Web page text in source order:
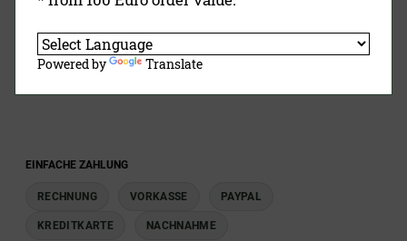
65191 Wiesbaden
+496115055840
EINFACHE ZAHLUNG
RECHNUNG VORKASSE PAYPAL
KREDITKARTE NACHNAHME
Powered by Translate